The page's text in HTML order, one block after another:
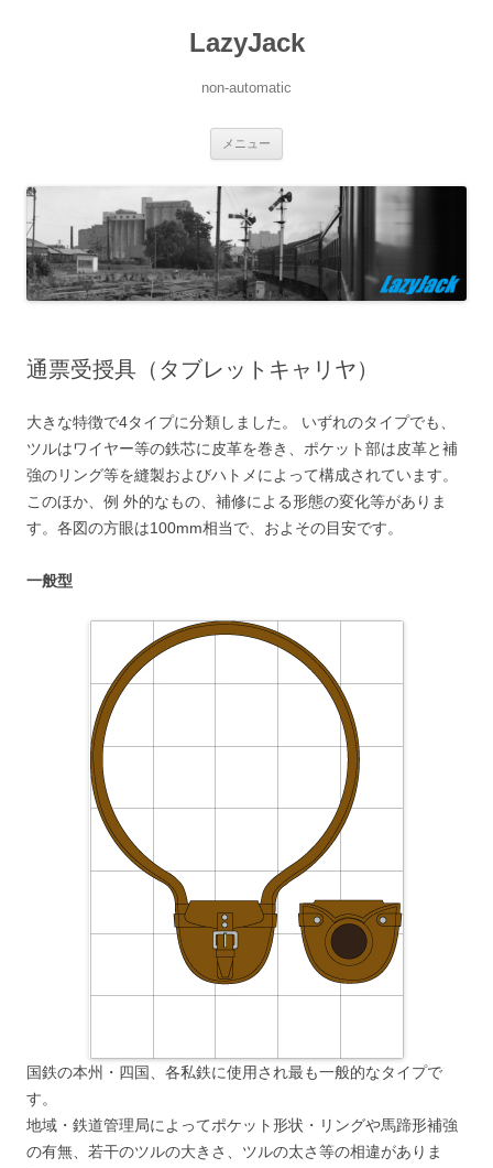
LazyJack
non-automatic
メニュー
ツ
へ
ス
キ
ッ
プ
通票受授具（タブレットキャリヤ）
大きな特徴で4タイプに分類しました。 いずれのタイプでも、
ツルはワイヤー等の鉄芯に皮革を巻き、ポケット部は皮革と補
強のリング等を縫製およびハトメによって構成されています。
このほか、例 外的なもの、補修による形態の変化等がありま
す。各図の方眼は100mm相当で、およその目安です。
一般型
国鉄の本州・四国、各私鉄に使用され最も一般的なタイプで
す。
地域・鉄道管理局によってポケット形状・リングや馬蹄形補強
の有無、若干のツルの大きさ、ツルの太さ等の相違がありま